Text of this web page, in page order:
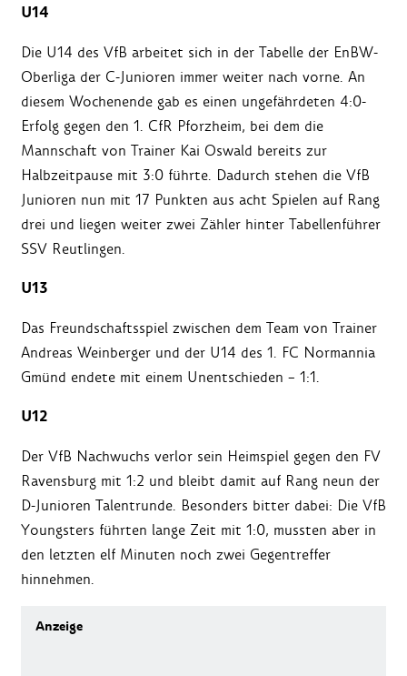
U14
Die U14 des VfB arbeitet sich in der Tabelle der EnBW-
Oberliga der C-Junioren immer weiter nach vorne. An
diesem Wochenende gab es einen ungefährdeten 4:0-
Erfolg gegen den 1. CfR Pforzheim, bei dem die
Mannschaft von Trainer Kai Oswald bereits zur
Halbzeitpause mit 3:0 führte. Dadurch stehen die VfB
Junioren nun mit 17 Punkten aus acht Spielen auf Rang
drei und liegen weiter zwei Zähler hinter Tabellenführer
SSV Reutlingen.
U13
Das Freundschaftsspiel zwischen dem Team von Trainer
Andreas Weinberger und der U14 des 1. FC Normannia
Gmünd endete mit einem Unentschieden – 1:1.
U12
Der VfB Nachwuchs verlor sein Heimspiel gegen den FV
Ravensburg mit 1:2 und bleibt damit auf Rang neun der
D-Junioren Talentrunde. Besonders bitter dabei: Die VfB
Youngsters führten lange Zeit mit 1:0, mussten aber in
den letzten elf Minuten noch zwei Gegentreffer
hinnehmen.